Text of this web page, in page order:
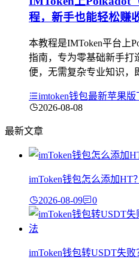
程，新手也能轻松赚
本教程是IMToken平台上
指南，专为零基础新手打
便，无需复杂专业知识，
imtoken钱包最新苹果版
2026-08-08
最新文章
imToken钱包怎么添加HT
2026-08-09 0
imToken钱包转USDT失